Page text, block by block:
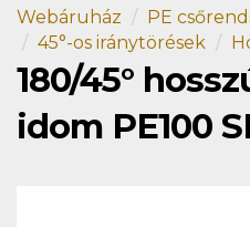
Webáruház PE
45°-os iránytörések
180/45°
idom PE100